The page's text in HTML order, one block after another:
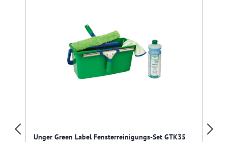
Unger Green Label Fensterreinigungs-Set GTK35